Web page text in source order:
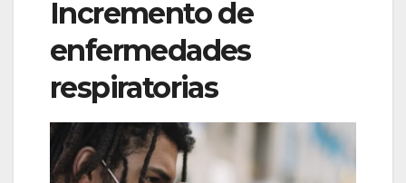
Incremento de
enfermedades
respiratorias